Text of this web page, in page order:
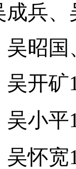
成兵
吴昭国
吴开矿
吴小平
吴怀宽